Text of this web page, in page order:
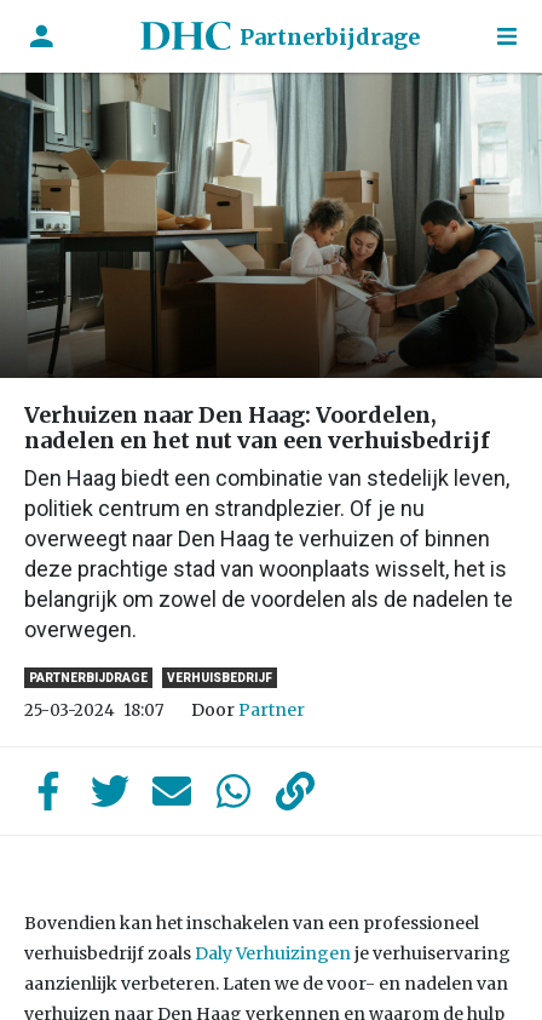
Partnerbijdrage
Verhuizen naar Den Haag: Voordelen,
nadelen en het nut van een verhuisbedrijf
Den Haag biedt een combinatie van stedelijk leven,
politiek centrum en strandplezier. Of je nu
overweegt naar Den Haag te verhuizen of binnen
deze prachtige stad van woonplaats wisselt, het is
belangrijk om zowel de voordelen als de nadelen te
overwegen.
PARTNERBIJDRAGE VERHUISBEDRIJF
25-03-2024 18:07 DoorPartner
Bovendien kan het inschakelen van een professioneel
verhuisbedrijf zoalsDaly Verhuizingenje verhuiservaring
aanzienlijk verbeteren. Laten we de voor- en nadelen van
verhuizen naar Den Haag verkennen en waarom de hulp